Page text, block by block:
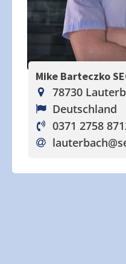
Mike Barteczko
78730
Deutschland
0371 2758
lauterbach